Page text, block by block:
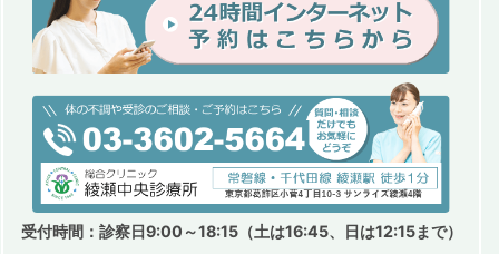
受付時間：診察日9:00～18:15（土は16:45、日は12:15まで）